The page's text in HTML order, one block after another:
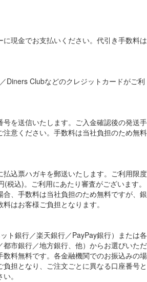
現金でお支払いください。代引き手数料は
Diners Clubなどのクレジットカードがご利
号を送信いたします。ご入金確認後の発送手
意ください。手数料は当社負担のため無料
込票ハガキを郵送いたします。ご利用限度
税込)。ご利用にあたり審査がございます。
合、手数料は当社負担のため無料ですが、銀
はお客様ご負担となります。
ト銀行／楽天銀行／PayPay銀行）または各
市銀行／地方銀行、他）からお選びいただ
数料無料です。各金融機関でのお振込みの場
担となり、ご注文ごとに異なる口座番号と
。